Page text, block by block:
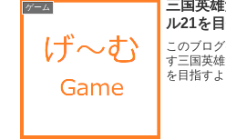
ゲーム
三国英
ル21を
このブロ
す三国英
を目指す